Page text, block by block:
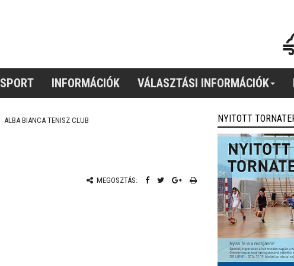
SPORT INFORMÁCIÓK VÁLASZTÁSI INFORMÁCIÓK
ALBA BIANCA TENISZ CLUB
MEGOSZTÁS:
NYITOTT